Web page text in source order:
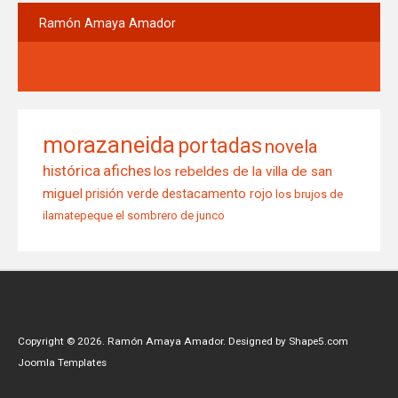
Ramón Amaya Amador
morazaneida portadas novela
histórica aficheslos rebeldes de la villa de san
miguelprisión verde destacamento rojo los brujos de
ilamatepeque el sombrero de junco
Copyright © 2026. Ramón Amaya Amador. Designed by Shape5.com
Joomla Templates